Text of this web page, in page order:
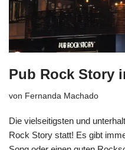
Pub Rock Story
von Fernanda Machado
Die vielseitigsten und
Rock Story statt! Es gibt